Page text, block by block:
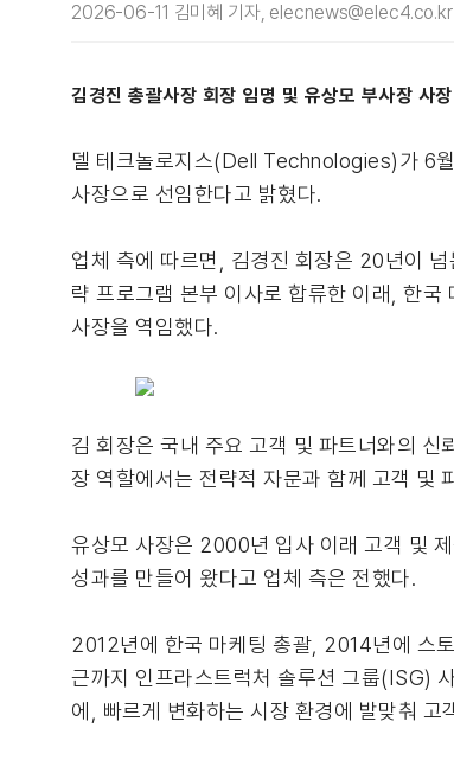
2026-06-11 김미혜 기자, elecnews@elec4.co.kr
김경진 총괄사장 회장 임명 및 유상모 부사장 사장
델 테크놀로지스(Dell Technologies)가 6
사장으로 선임한다고 밝혔다.
업체 측에 따르면, 김경진 회장은 20년이
략 프로그램 본부 이사로 합류한 이래, 한
사장을 역임했다.
김 회장은 국내 주요 고객 및 파트너와의 신
장 역할에서는 전략적 자문과 함께 고객 및
유상모 사장은 2000년 입사 이래 고객 및
성과를 만들어 왔다고 업체 측은 전했다.
2012년에 한국 마케팅 총괄, 2014년에 스
근까지 인프라스트럭처 솔루션 그룹(ISG)
에, 빠르게 변화하는 시장 환경에 발맞춰